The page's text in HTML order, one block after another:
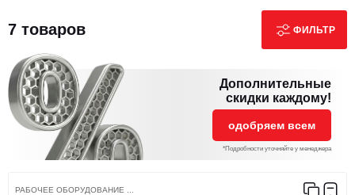
7 товаров ФИЛЬТР
Дополнительные
скидки каждому!
одобряем всем
*Подробности уточняйте у менеджера
РАБОЧЕЕ ОБОРУДОВАНИЕ ...